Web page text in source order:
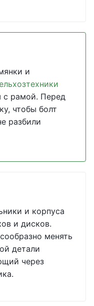
и
с рамой. Перед
чтобы болт
разбили
и корпуса
и дисков.
менять
детали
через